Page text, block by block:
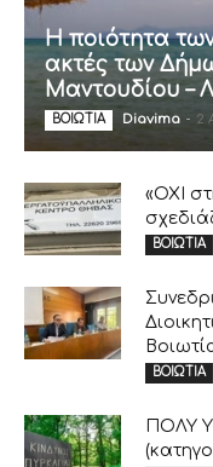
Η ποιότητα
ακτές των
Μαντουδίου –
ΒΟΙΩΤΙΑ Diavima - 2
«ΟΧΙ
ΒΟΙΩΤΙΑ
ΒΟΙΩΤΙΑ
ΠΟΛΥ